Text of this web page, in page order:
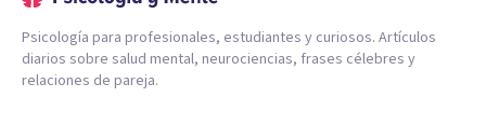
Psicología para profesionales, estudiantes y curiosos. Artículos
diarios sobre salud mental, neurociencias, frases célebres y
relaciones de pareja.